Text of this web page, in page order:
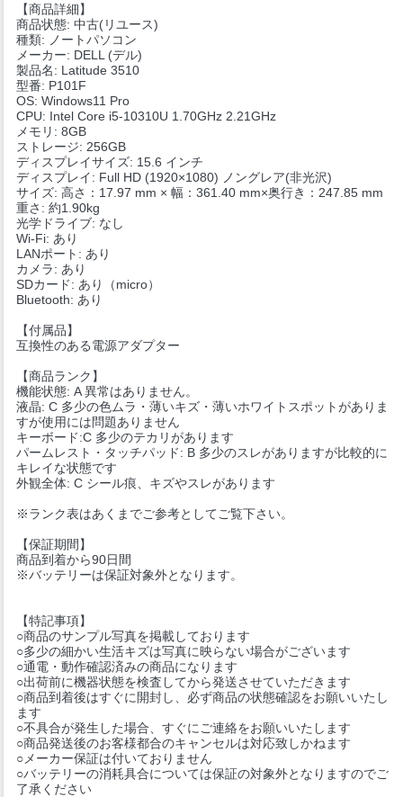
【商品詳細】
商品状態: 中古(リユース)
種類: ノートパソコン
メーカー: DELL (デル)
製品名: Latitude 3510
型番: P101F
OS: Windows11 Pro
CPU: Intel Core i5-10310U 1.70GHz 2.21GHz
メモリ: 8GB
ストレージ: 256GB
ディスプレイサイズ: 15.6 インチ
ディスプレイ: Full HD (1920×1080) ノングレア(非光沢)
サイズ: 高さ：17.97 mm × 幅：361.40 mm×奥行き：247.85 mm
重さ: 約1.90kg
光学ドライブ: なし
Wi-Fi: あり
LANポート: あり
カメラ: あり
SDカード: あり（micro）
Bluetooth: あり
【付属品】
互換性のある電源アダプター
【商品ランク】
機能状態: A 異常はありません。
液晶: C 多少の色ムラ・薄いキズ・薄いホワイトスポットがありま
すが使用には問題ありません
キーボード:C 多少のテカリがあります
パームレスト・タッチパッド: B 多少のスレがありますが比較的に
キレイな状態です
外観全体: C シール痕、キズやスレがあります
※ランク表はあくまでご参考としてご覧下さい。
【保証期間】
商品到着から90日間
※バッテリーは保証対象外となります。
【特記事項】
○商品のサンプル写真を掲載しております
○多少の細かい生活キズは写真に映らない場合がございます
○通電・動作確認済みの商品になります
○出荷前に機器状態を検査してから発送させていただきます
○商品到着後はすぐに開封し、必ず商品の状態確認をお願いいたし
ます
○不具合が発生した場合、すぐにご連絡をお願いいたします
○商品発送後のお客様都合のキャンセルは対応致しかねます
○メーカー保証は付いておりません
○バッテリーの消耗具合については保証の対象外となりますのでご
了承ください